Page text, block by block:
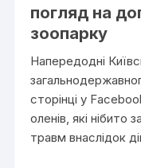
погляд на
зоопарку
Напередодні
сторінці у
оленів, які нібито
травм внаслідок